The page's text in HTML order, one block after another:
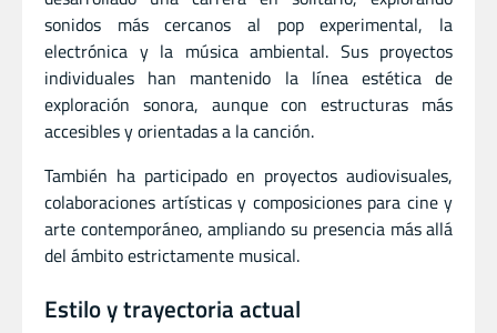
sonidos más cercanos al pop experimental, la
electrónica y la música ambiental. Sus proyectos
individuales han mantenido la línea estética de
exploración sonora, aunque con estructuras más
accesibles y orientadas a la canción.
También ha participado en proyectos audiovisuales,
colaboraciones artísticas y composiciones para cine y
arte contemporáneo, ampliando su presencia más allá
del ámbito estrictamente musical.
Estilo y trayectoria actual